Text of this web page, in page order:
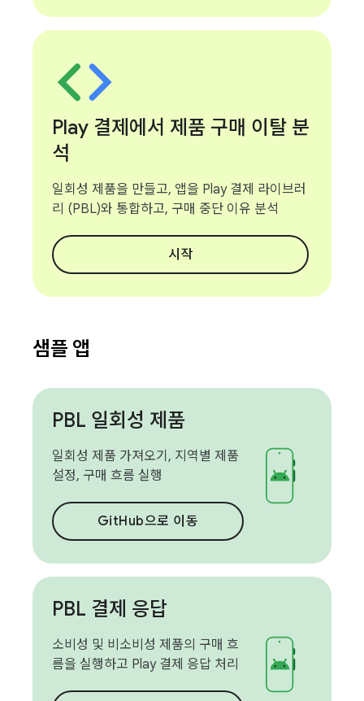
Play 결제에서 제품 구매 이탈 분
석
일회성 제품을 만들고, 앱을 Play 결제 라이브러
리 (PBL)와 통합하고, 구매 중단 이유 분석
시작
샘플 앱
PBL 일회성 제품
일회성 제품 가져오기, 지역별 제품
설정, 구매 흐름 실행
GitHub으로 이동
PBL 결제 응답
소비성 및 비소비성 제품의 구매 흐
름을 실행하고 Play 결제 응답 처리